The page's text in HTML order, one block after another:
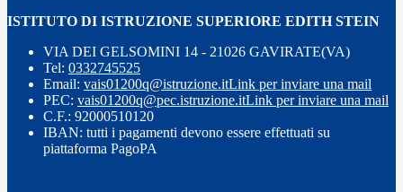
ISTITUTO DI ISTRUZIONE SUPERIORE EDITH STEIN
VIA DEI GELSOMINI 14 - 21026 GAVIRATE(VA)
Tel: 0332745525
Email: vais01200q@istruzione.itLink per inviare una mail
PEC: vais01200q@pec.istruzione.itLink per inviare una mail
C.F.: 92000510120
IBAN: tutti i pagamenti devono essere effettuati su
piattaforma PagoPA